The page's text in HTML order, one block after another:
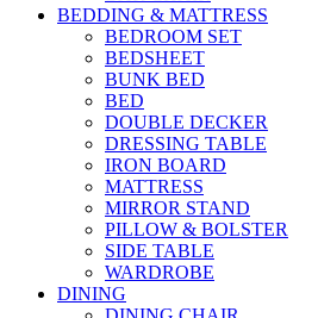
BEDDING & MATTRESS
BEDROOM SET
BEDSHEET
BUNK BED
BED
DOUBLE DECKER
DRESSING TABLE
IRON BOARD
MATTRESS
MIRROR STAND
PILLOW & BOLSTER
SIDE TABLE
WARDROBE
DINING